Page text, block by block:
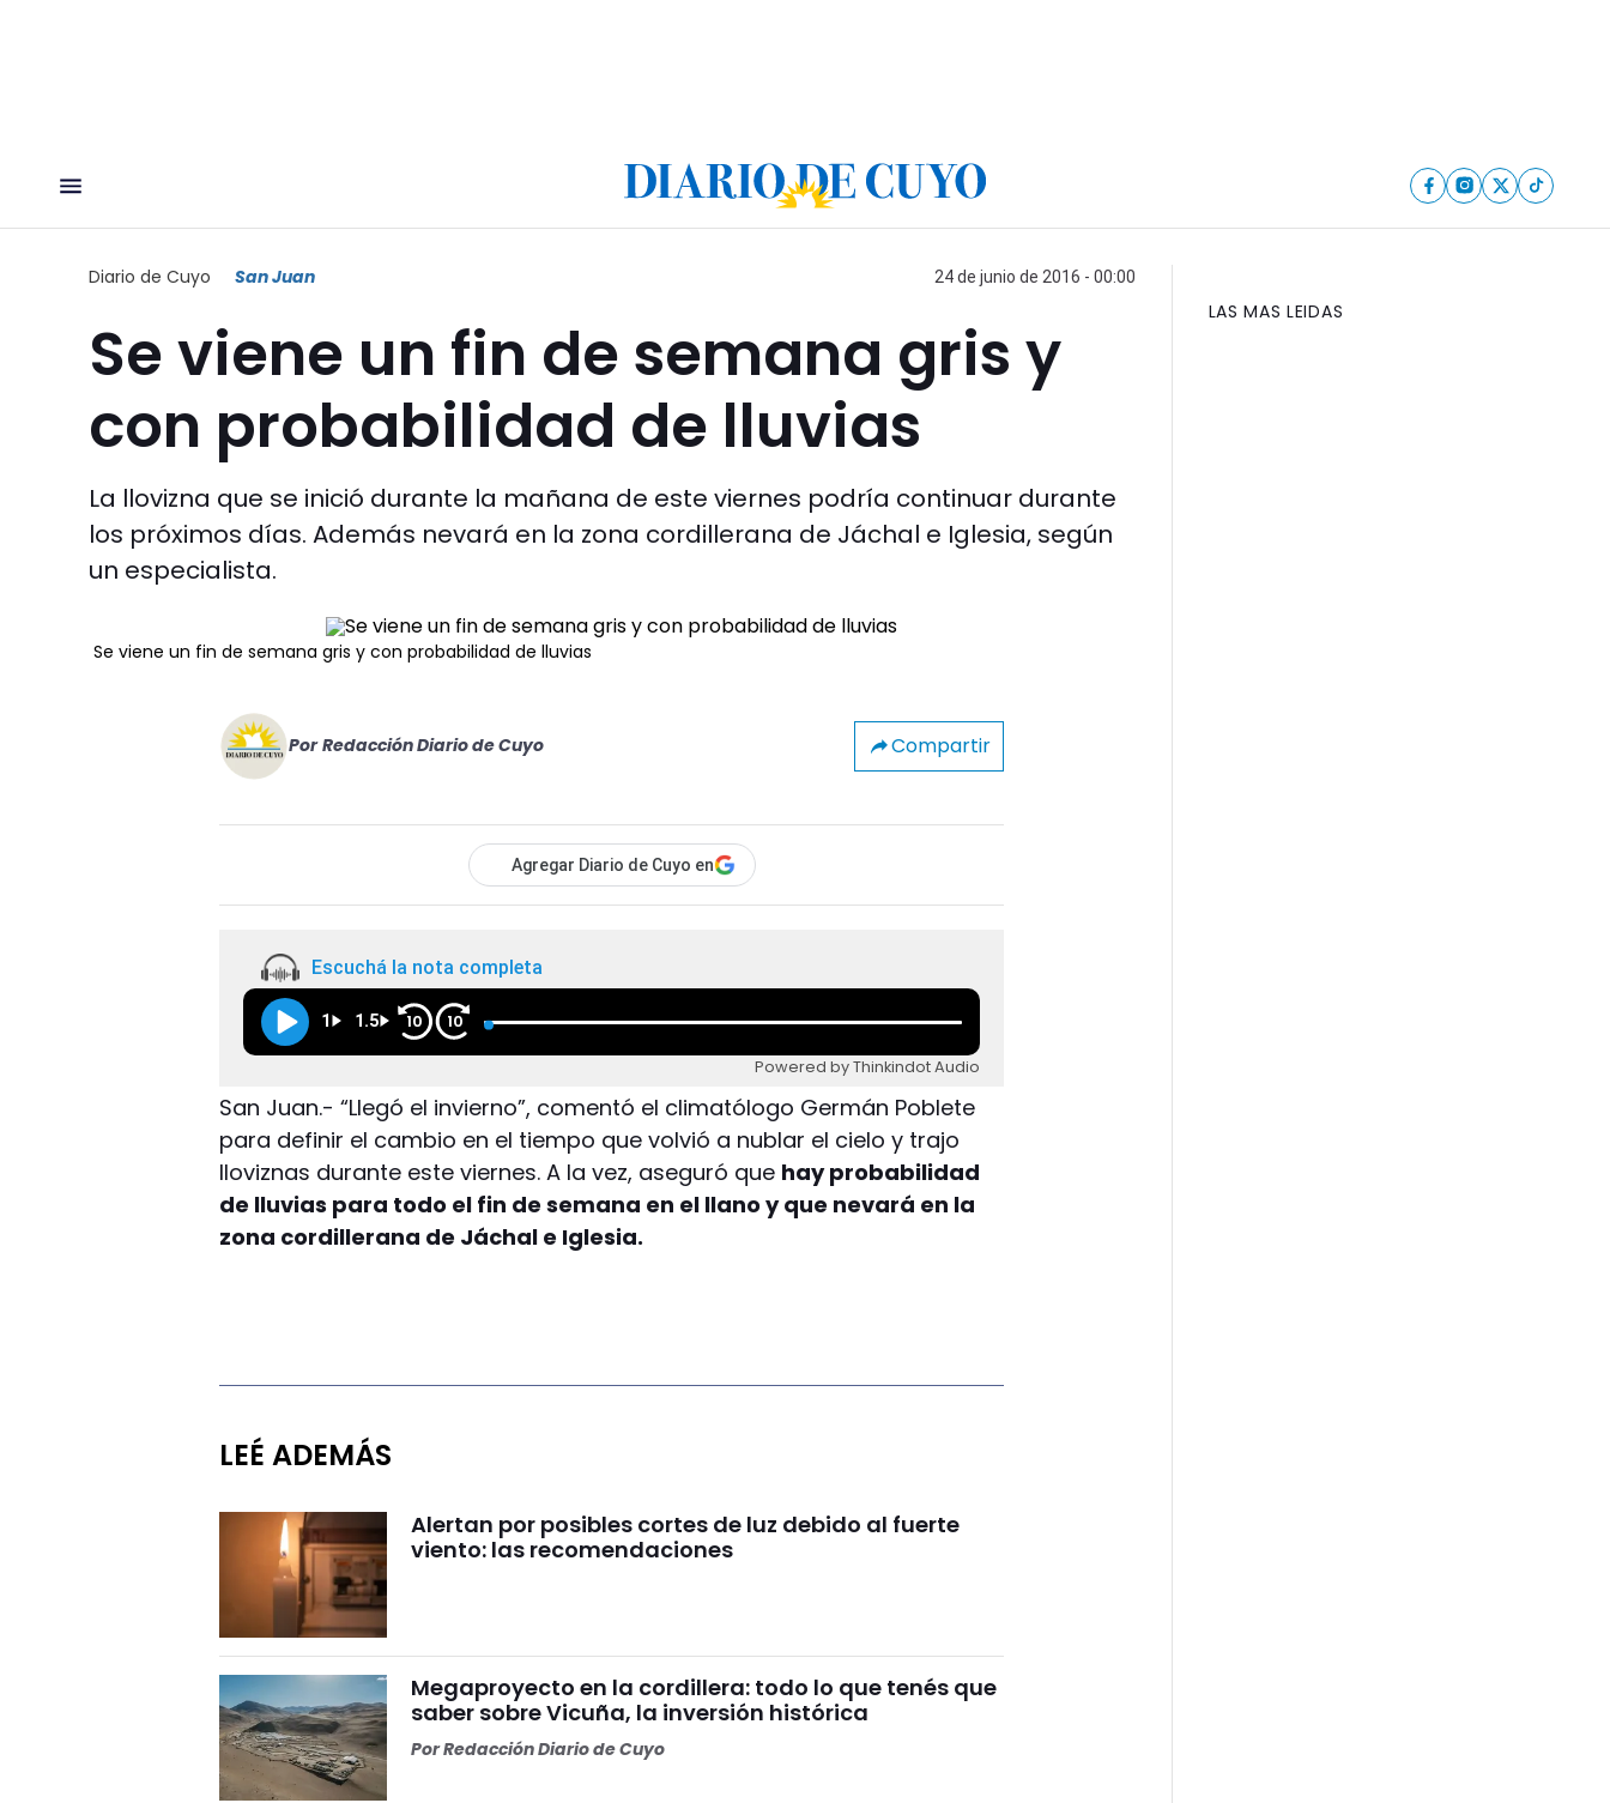
Diario de Cuyo San Juan 24 de junio de 2016 - 00:00
Se viene un fin de semana gris y
con probabilidad de lluvias
La llovizna que se inició durante la mañana de este viernes podría continuar durante
los próximos días. Además nevará en la zona cordillerana de Jáchal e Iglesia, según
un especialista.
Se viene un fin de semana gris y con probabilidad de lluvias
Por Redacción Diario de Cuyo Compartir
Agregar Diario de Cuyo en
Escuchá la nota completa
1 1.5 10 10
Powered by Thinkindot Audio
San Juan.- “Llegó el invierno”, comentó el climatólogo Germán Poblete
para definir el cambio en el tiempo que volvió a nublar el cielo y trajo
lloviznas durante este viernes. A la vez, aseguró que hay probabilidad
de lluvias para todo el fin de semana en el llano y que nevará en la
zona cordillerana de Jáchal e Iglesia.
LEÉ ADEMÁS
Alertan por posibles cortes de luz debido al fuerte
viento: las recomendaciones
Megaproyecto en la cordillera: todo lo que tenés que
saber sobre Vicuña, la inversión histórica
PorRedacción Diario de Cuyo
LAS MAS LEIDAS